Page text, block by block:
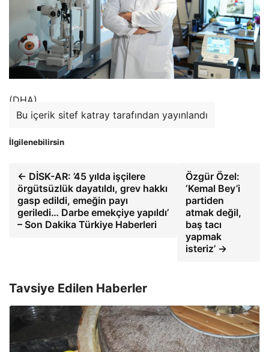
(DHA)
Bu içerik sitef katray tarafından yayınlandı
İlgilenebilirsin
← DİSK-AR: ’45 yılda işçilere
örgütsüzlük dayatıldı, grev hakkı
gasp edildi, emeğin payı
geriledi… Darbe emekçiye yapıldı’
– Son Dakika Türkiye Haberleri
Özgür Özel:
‘Kemal Bey’i
partiden
atmak değil,
baş tacı
yapmak
isteriz’ →
Tavsiye Edilen Haberler